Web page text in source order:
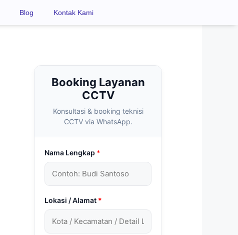
Blog Kontak Kami
Booking Layanan
CCTV
Konsultasi & booking teknisi
CCTV via WhatsApp.
Nama Lengkap *
Lokasi / Alamat *